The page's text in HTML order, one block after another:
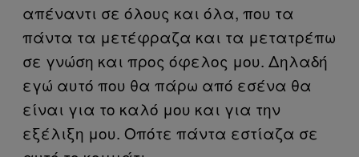
απέναντι σε όλους και όλα, που τα
πάντα τα μετέφραζα και τα μετατρέπω
σε γνώση και προς όφελος μου. Δηλαδή
εγώ αυτό που θα πάρω από εσένα θα
είναι για το καλό μου και για την
εξέλιξη μου. Οπότε πάντα εστίαζα σε